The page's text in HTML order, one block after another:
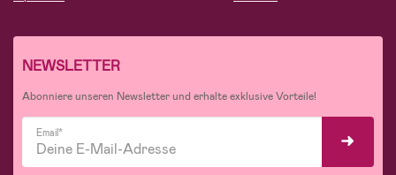
NEWSLETTER
Abonniere unseren Newsletter und erhalte exklusive Vorteile!
Email*